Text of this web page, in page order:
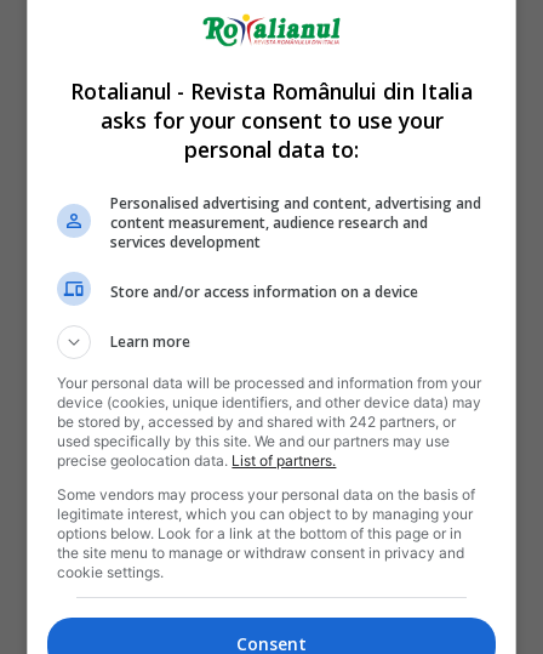
Rotalianul - Revista Românului din Italia
asks for your consent to use your
personal data to:
Personalised advertising and content, advertising and
content measurement, audience research and
services development
Store and/or access information on a device
Learn more
Your personal data will be processed and information from your
device (cookies, unique identifiers, and other device data) may
be stored by, accessed by and shared with 242 partners, or
used specifically by this site. We and our partners may use
precise geolocation data. List of partners.
Some vendors may process your personal data on the basis of
legitimate interest, which you can object to by managing your
options below. Look for a link at the bottom of this page or in
the site menu to manage or withdraw consent in privacy and
cookie settings.
Consent